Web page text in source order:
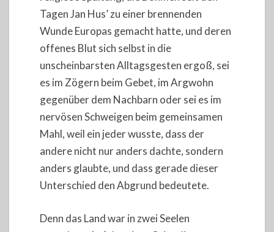
Tagen Jan Hus’ zu einer brennenden
Wunde Europas gemacht hatte, und deren
offenes Blut sich selbst in die
unscheinbarsten Alltagsgesten ergoß, sei
es im Zögern beim Gebet, im Argwohn
gegenüber dem Nachbarn oder sei es im
nervösen Schweigen beim gemeinsamen
Mahl, weil ein jeder wusste, dass der
andere nicht nur anders dachte, sondern
anders glaubte, und dass gerade dieser
Unterschied den Abgrund bedeutete.
Denn das Land war in zwei Seelen